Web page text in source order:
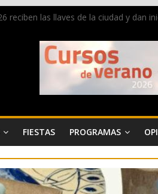
reciben las llaves de la ciudad y dan
de Dénia más de 50.000 imágenes de
ambiente la calle Marqués de Campo
reunirá durante agosto a figuras
FIESTAS PROGRAMAS